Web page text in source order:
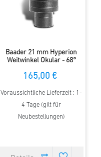
Baader 21 mm Hyperion
Weitwinkel Okular - 68°
165,00 €
Voraussichtliche Lieferzeit : 1-
4 Tage (gilt für
Neubestellungen)